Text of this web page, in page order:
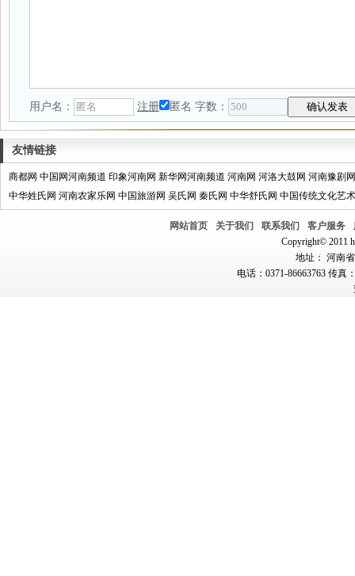
用户名： 注册 匿名 字数：
友情链接
商都网 中国网河南频道 印象河南网 新华网河南频道 河南网 河洛大鼓网 河南豫剧网
中华姓氏网 河南农家乐网 中国旅游网 吴氏网 秦氏网 中华舒氏网 中国传统文化艺
网站首页 关于我们 联系我们 客户服务
Copyright© 2011
地址： 河南
电话：0371-86663763 传真